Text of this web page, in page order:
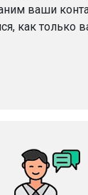
ваши
как только